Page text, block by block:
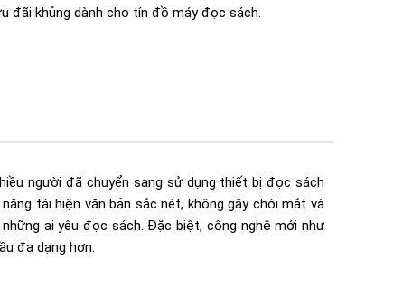
đãi khủng dành cho tín đồ máy đọc sách.
người đã chuyển sang sử dụng thiết bị đọc sách
tái hiện văn bản sắc nét, không gây chói mắt và
ai yêu đọc sách. Đặc biệt, công nghệ mới như
đa dạng hơn.